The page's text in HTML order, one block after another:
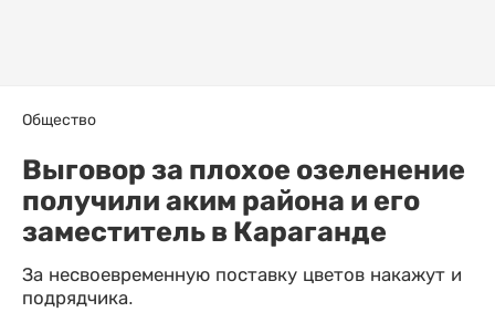
Общество
Выговор за плохое озеленение
получили аким района и его
заместитель в Караганде
За несвоевременную поставку цветов накажут и
подрядчика.